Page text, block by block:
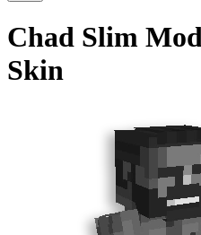
Chad Slim
Skin